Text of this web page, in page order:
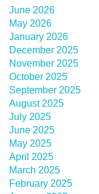
June 2026
May 2026
January 2026
December 2025
November 2025
October 2025
September 2025
August 2025
July 2025
June 2025
May 2025
April 2025
March 2025
February 2025